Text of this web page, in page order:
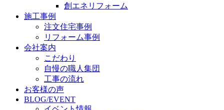
創エネリフォーム
施工事例
注文住宅事例
リフォーム事例
会社案内
こだわり
自慢の職人集団
工事の流れ
お客様の声
BLOG/EVENT